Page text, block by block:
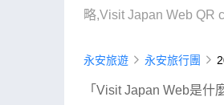
略,Visit Japan Web QR
永安旅遊 永安旅行團
「Visit Japan Web是